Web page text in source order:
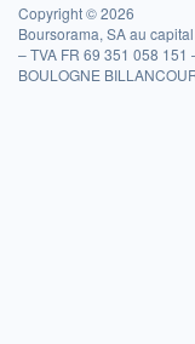
Copyright © 2026
Boursorama, SA au
– TVA FR 69 351 058
BOULOGNE